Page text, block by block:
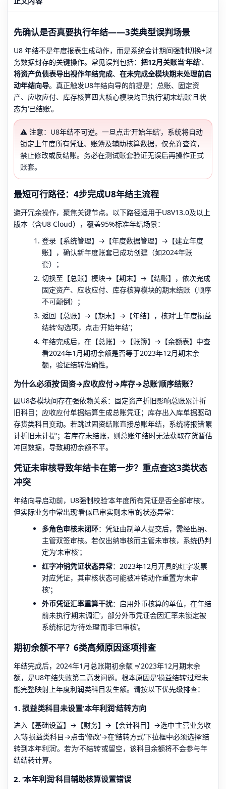
先确认是否真要执行年结——3类典型误判场景
U8 年结不是年度报表生成动作，而是系统会计期间强制切换+财
务数据封存的关键操作。常见误判包括： 把12月关账当‘年结’、
将资产负债表导出视作年结完成、 在未完成全模块期末处理前启
动年结向导。真正触发U8年结向导的前提是：总账、固定资
产、应收应付、库存核算四大核心模块均已执行‘期末结账’且状
态为‘已结账’。
⚠️ 注意：U8年结不可逆。一旦点击‘开始年结’，系统将自动
锁定上年度所有凭证、账簿及辅助核算数据，仅允许查询，
禁止修改或反结账。务必在测试账套验证无误后再操作正式
账套。
最短可行路径：4步完成U8年结主流程
避开冗余操作，聚焦关键节点。以下路径适用于U8V13.0及以上
版本（含U8 Cloud），覆盖95%标准年结场景：
登录【系统管理】→【年度数据管理】→【建立年度
账】，确认新年度账套已成功创建（如2024年账
套）；
切换至【总账】模块→【期末】→【结账】，依次完成
固定资产、应收应付、库存核算模块的期末结账（顺序
不可颠倒）；
返回【总账】→【期末】→【年结】，核对‘上年度损益
结转’勾选项，点击‘开始年结’；
年结完成后，在【总账】→【账簿】→【余额表】中查
看2024年1月期初余额是否等于2023年12月期末余
额，验证结转准确性。
为什么必须按‘固资→应收应付→库存→总账’顺序结账？
因U8各模块间存在强依赖关系：固定资产折旧影响总账累计折
旧科目；应收应付单据结算生成总账凭证；库存出入库单据驱动
存货类科目变动。若跳过固资结账直接总账年结，系统将报错‘累
计折旧未计提’；若库存未结账，则总账年结时无法获取存货暂估
冲回数据，导致期初余额不平。
凭证未审核导致年结卡在第一步？重点查这3类状态
冲突
年结向导启动前，U8强制校验‘本年度所有凭证是否全部审核’。
但实际业务中常出现‘看似已审实则未审’的状态异常：
多角色审核未闭环：凭证由制单人提交后，需经出纳、
主管双签审核。若仅出纳审核而主管未审核，系统仍判
定为‘未审核’；
红字冲销凭证状态异常：2023年12月开具的红字发票
对应凭证，其审核状态可能被冲销动作重置为‘未审
核’；
外币凭证汇率重算干扰：启用外币核算的单位，在年结
前未执行‘期末调汇’，部分外币凭证会因汇率未锁定被
系统标记为‘待处理’而非‘已审核’。
期初余额不平？6类高频原因逐项排查
年结完成后，2024年1月总账期初余额 ≠ 2023年12月期末余
额，是U8年结失败第二高发问题。根本原因是‘损益结转’过程未
能完整映射上年度利润类科目发生额。请按以下优先级排查：
1. 损益类科目未设置‘本年利润’结转方向
进入【基础设置】→【财务】→【会计科目】→选中‘主营业务收
入’等损益类科目→点击‘修改’→在‘结转方式’下拉框中必须选择‘结
转到本年利润’。若为‘不结转’或留空，该科目余额将不会参与年
结结转计算。
2. ‘本年利润’科目辅助核算设置错误